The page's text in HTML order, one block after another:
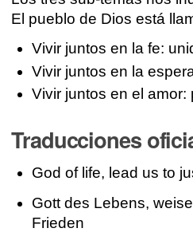
El pueblo de Dios está
Vivir juntos en la fe:
Vivir juntos en la
Vivir juntos en el
Traducciones
God of life, lead us to
Gott des Lebens,
Frieden